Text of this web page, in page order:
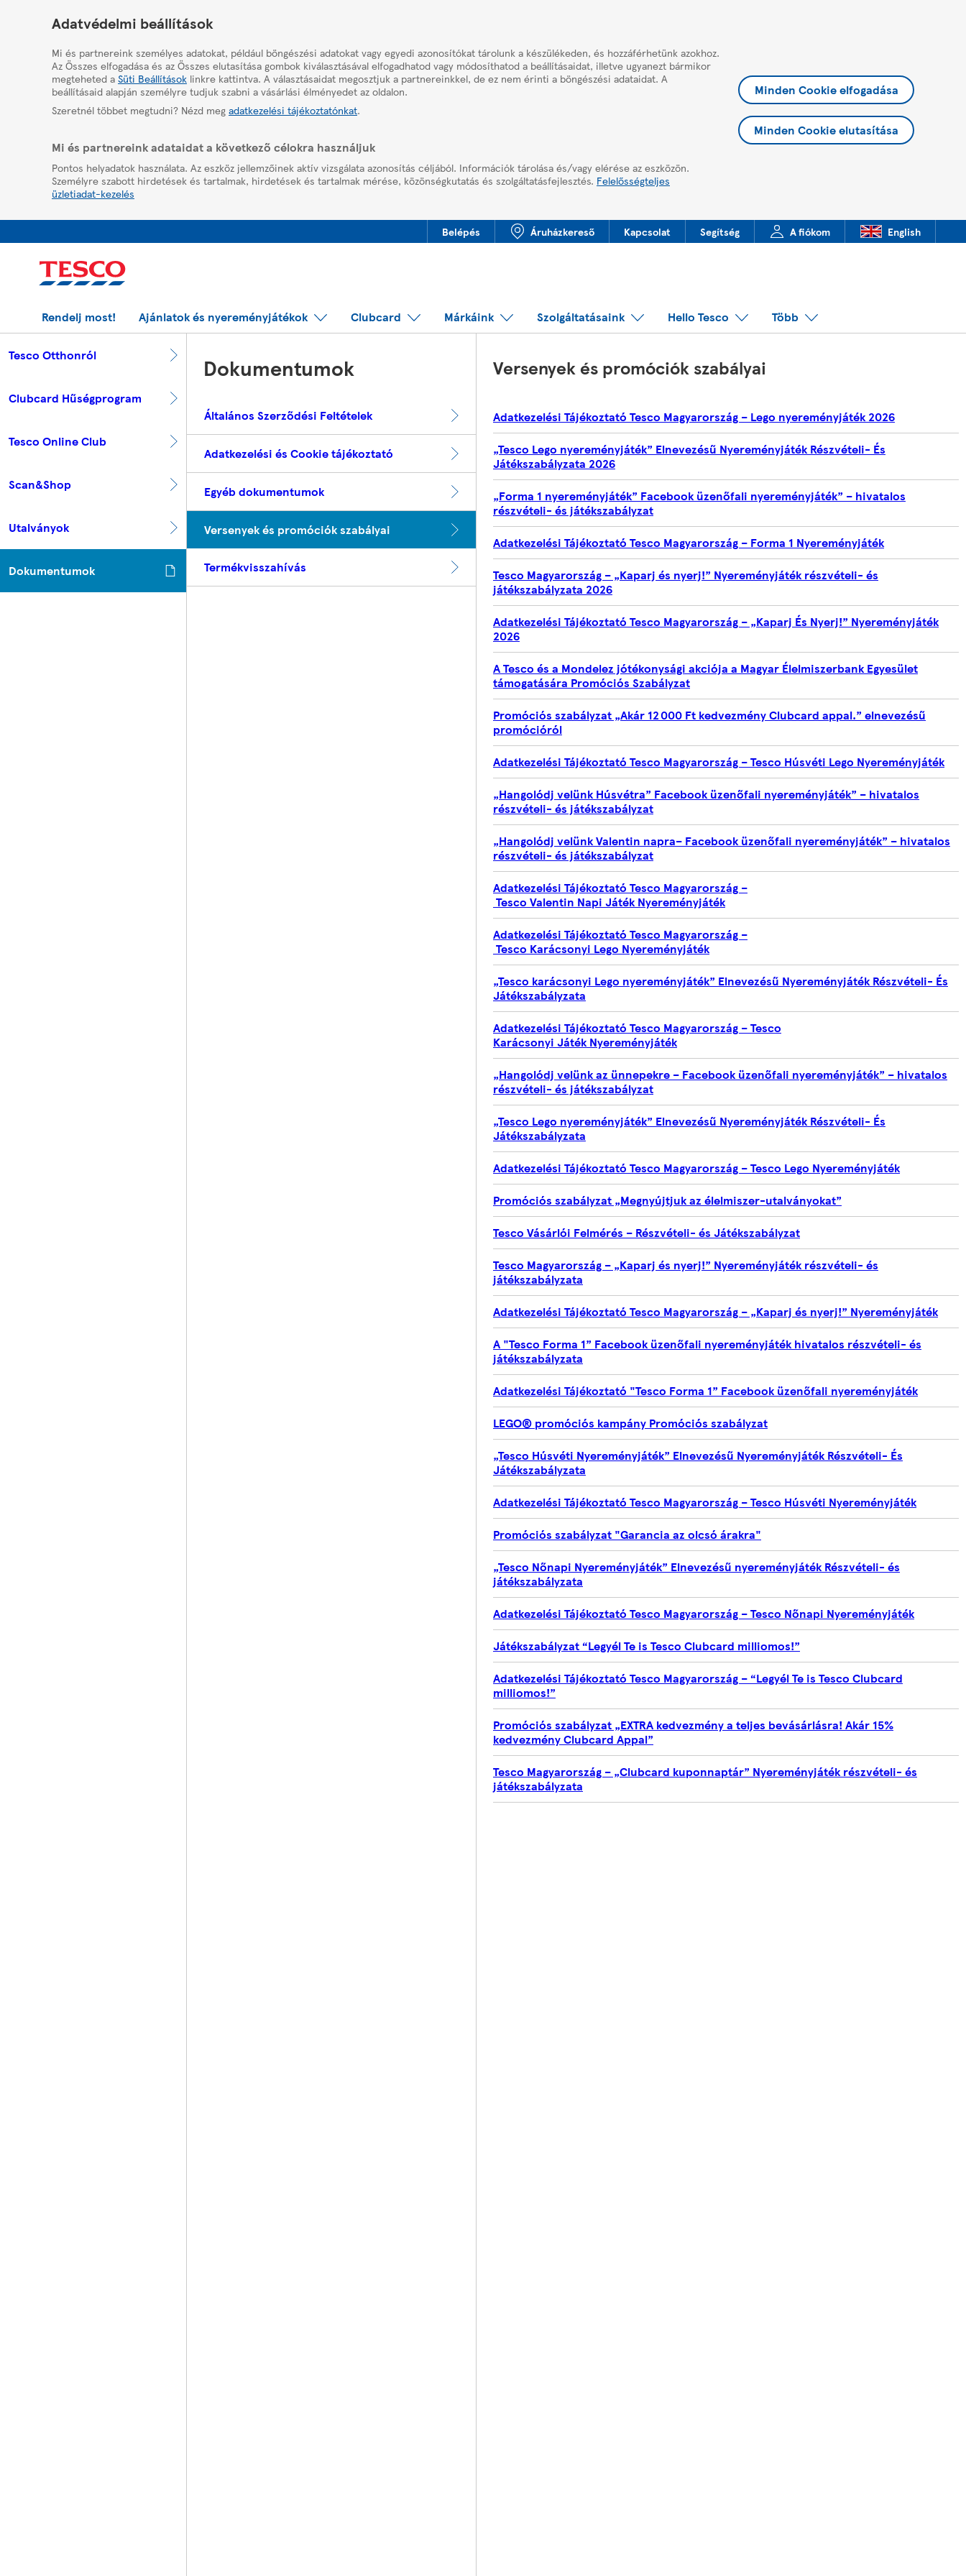
HelpPage
Adatvédelmi beállítások
Mi és partnereink személyes adatokat, például böngészési adatokat vagy egyedi azonosítókat tárolunk a készülékeden, és hozzáférhetünk azokhoz.
Az Összes elfogadása és az Összes elutasítása gombok kiválasztásával elfogadhatod vagy módosíthatod a beállításaidat, illetve ugyanezt bármikor
megteheted a Süti Beállítások linkre kattintva. A választásaidat megosztjuk a partnereinkkel, de ez nem érinti a böngészési adataidat. A
beállításaid alapján személyre tudjuk szabni a vásárlási élményedet az oldalon.
Szeretnél többet megtudni? Nézd meg adatkezelési tájékoztatónkat.
Mi és partnereink adataidat a következő célokra használjuk
Pontos helyadatok használata. Az eszköz jellemzőinek aktív vizsgálata azonosítás céljából. Információk tárolása és/vagy elérése az eszközön.
Személyre szabott hirdetések és tartalmak, hirdetések és tartalmak mérése, közönségkutatás és szolgáltatásfejlesztés. Felelősségteljes
üzletiadat-kezelés
Minden Cookie elfogadása
Minden Cookie elutasítása
Belépés Áruházkereső Kapcsolat Segítség A fiókom English
Rendelj most! Ajánlatok és nyereményjátékok Clubcard Márkáink Szolgáltatásaink Hello Tesco Több
Tesco Otthonról
Clubcard Hűségprogram
Tesco Online Club
Scan&Shop
Utalványok
Dokumentumok
Dokumentumok
Általános Szerződési Feltételek
Adatkezelési és Cookie tájékoztató
Egyéb dokumentumok
Versenyek és promóciók szabályai
Termékvisszahívás
Versenyek és promóciók szabályai
Adatkezelési Tájékoztató Tesco Magyarország – Lego nyereményjáték 2026
„Tesco Lego nyereményjáték” Elnevezésű Nyereményjáték Részvételi- És
Játékszabályzata 2026
„Forma 1 nyereményjáték” Facebook üzenőfali nyereményjáték” – hivatalos
részvételi- és játékszabályzat
Adatkezelési Tájékoztató Tesco Magyarország – Forma 1 Nyereményjáték
Tesco Magyarország – „Kaparj és nyerj!” Nyereményjáték részvételi- és
játékszabályzata 2026
Adatkezelési Tájékoztató Tesco Magyarország – „Kaparj És Nyerj!” Nyereményjáték
2026
A Tesco és a Mondelez jótékonysági akciója a Magyar Élelmiszerbank Egyesület
támogatására Promóciós Szabályzat
Promóciós szabályzat „Akár 12 000 Ft kedvezmény Clubcard appal.” elnevezésű
promócióról
Adatkezelési Tájékoztató Tesco Magyarország – Tesco Húsvéti Lego Nyereményjáték
„Hangolódj velünk Húsvétra” Facebook üzenőfali nyereményjáték” – hivatalos
részvételi- és játékszabályzat
„Hangolódj velünk Valentin napra– Facebook üzenőfali nyereményjáték” – hivatalos
részvételi- és játékszabályzat
Adatkezelési Tájékoztató Tesco Magyarország –
Tesco Valentin Napi Játék Nyereményjáték
Adatkezelési Tájékoztató Tesco Magyarország –
Tesco Karácsonyi Lego Nyereményjáték
„Tesco karácsonyi Lego nyereményjáték” Elnevezésű Nyereményjáték Részvételi- És
Játékszabályzata
Adatkezelési Tájékoztató Tesco Magyarország – Tesco
Karácsonyi Játék Nyereményjáték
„Hangolódj velünk az ünnepekre – Facebook üzenőfali nyereményjáték” – hivatalos
részvételi- és játékszabályzat
„Tesco Lego nyereményjáték” Elnevezésű Nyereményjáték Részvételi- És
Játékszabályzata
Adatkezelési Tájékoztató Tesco Magyarország – Tesco Lego Nyereményjáték
Promóciós szabályzat „Megnyújtjuk az élelmiszer-utalványokat”
Tesco Vásárlói Felmérés – Részvételi- és Játékszabályzat
Tesco Magyarország – „Kaparj és nyerj!” Nyereményjáték részvételi- és
játékszabályzata
Adatkezelési Tájékoztató Tesco Magyarország – „Kaparj és nyerj!” Nyereményjáték
A "Tesco Forma 1” Facebook üzenőfali nyereményjáték hivatalos részvételi- és
játékszabályzata
Adatkezelési Tájékoztató "Tesco Forma 1” Facebook üzenőfali nyereményjáték
LEGO® promóciós kampány Promóciós szabályzat
„Tesco Húsvéti Nyereményjáték” Elnevezésű Nyereményjáték Részvételi- És
Játékszabályzata
Adatkezelési Tájékoztató Tesco Magyarország – Tesco Húsvéti Nyereményjáték
Promóciós szabályzat "Garancia az olcsó árakra"
„Tesco Nőnapi Nyereményjáték” Elnevezésű nyereményjáték Részvételi- és
játékszabályzata
Adatkezelési Tájékoztató Tesco Magyarország – Tesco Nőnapi Nyereményjáték
Játékszabályzat “Legyél Te is Tesco Clubcard milliomos!”
Adatkezelési Tájékoztató Tesco Magyarország – “Legyél Te is Tesco Clubcard
milliomos!”
Promóciós szabályzat „EXTRA kedvezmény a teljes bevásárlásra! Akár 15%
kedvezmény Clubcard Appal”
Tesco Magyarország – „Clubcard kuponnaptár” Nyereményjáték részvételi- és
játékszabályzata